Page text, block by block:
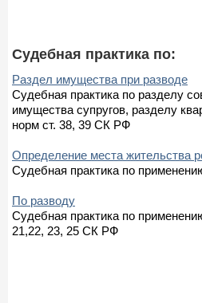
Судебная практика по:
Раздел имущества при разводе
Судебная практика по разделу
имущества супругов, разделу
норм ст. 38, 39 СК РФ
Определение места жительства
Судебная практика по
По разводу
Судебная практика по
21,22, 23, 25 СК РФ